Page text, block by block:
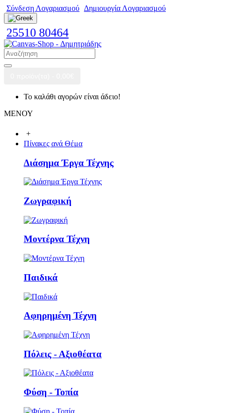
Σύνδεση Λογαριασμού Δημιουργία Λογαριασμού
25510 80464
Το καλάθι αγορών είναι άδειο!
ΜΕΝΟΥ
+
Πίνακες ανά Θέμα
Διάσημα Έργα Τέχνης
Ζωγραφική
Μοντέρνα Τέχνη
Παιδικά
Αφηρημένη Τέχνη
Πόλεις - Αξιοθέατα
Φύση - Τοπία